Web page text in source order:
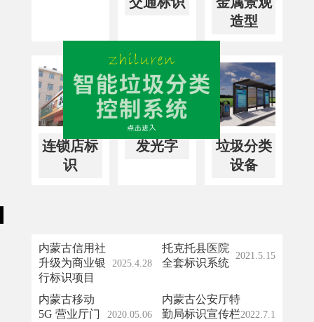
造型
连锁店标
识
发光字
垃圾分类
设备
内蒙古信用社
升级为商业银
行标识项目
2025.4.28
托克托县医院
全套标识系统
2021.5.15
内蒙古移动
5G 营业厅门
2020.05.06
内蒙古公安厅特
勤局标识宣传栏2022.7.1